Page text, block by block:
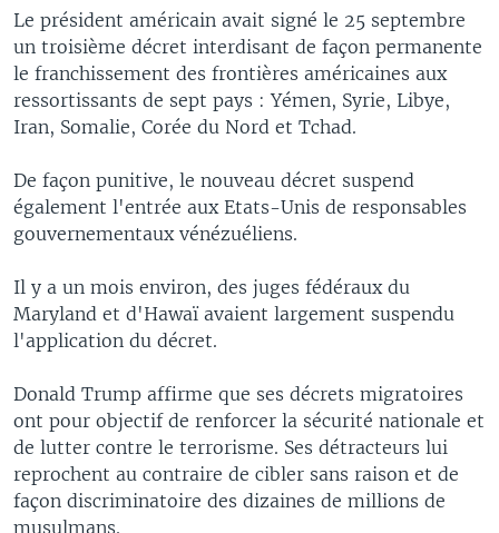
Le président américain avait signé le 25 septembre
un troisième décret interdisant de façon permanente
le franchissement des frontières américaines aux
ressortissants de sept pays : Yémen, Syrie, Libye,
Iran, Somalie, Corée du Nord et Tchad.
De façon punitive, le nouveau décret suspend
également l'entrée aux Etats-Unis de responsables
gouvernementaux vénézuéliens.
Il y a un mois environ, des juges fédéraux du
Maryland et d'Hawaï avaient largement suspendu
l'application du décret.
Donald Trump affirme que ses décrets migratoires
ont pour objectif de renforcer la sécurité nationale et
de lutter contre le terrorisme. Ses détracteurs lui
reprochent au contraire de cibler sans raison et de
façon discriminatoire des dizaines de millions de
musulmans.